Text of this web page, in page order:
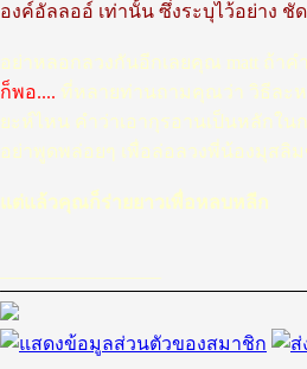
องค์อัลลออ์ เท่านั้น ซึ่งระบุไว้อย่าง ชั
อย่าหลอกลวงกันอีกเลยคุณ matt ถ้า
ก็พอ.... ที่หลายท่านถามคุณว่า วิธีละ
ยะห์ไหน คำว่าเอากุรอานเป็นหลักใ
อย่าพูดพล่อยๆ เพื่อล่อลวงพี่น้องมุสลิ
แต่แล้วคุณก็ร่ายยาวเพื่อหลบหลีก